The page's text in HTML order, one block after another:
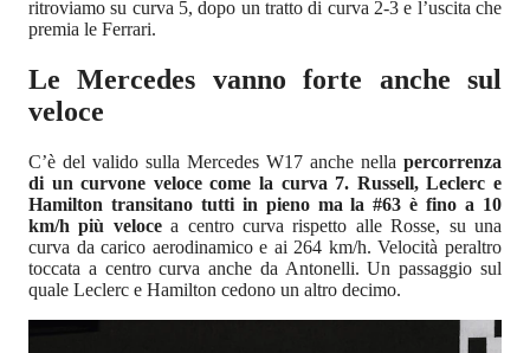
ritroviamo su curva 5, dopo un tratto di curva 2-3 e l’uscita che
premia le Ferrari.
Le Mercedes vanno forte anche sul
veloce
C’è del valido sulla Mercedes W17 anche nella percorrenza
di un curvone veloce come la curva 7. Russell, Leclerc e
Hamilton transitano tutti in pieno ma la #63 è fino a 10
km/h più velocea centro curva rispetto alle Rosse, su una
curva da carico aerodinamico e ai 264 km/h. Velocità peraltro
toccata a centro curva anche da Antonelli. Un passaggio sul
quale Leclerc e Hamilton cedono un altro decimo.